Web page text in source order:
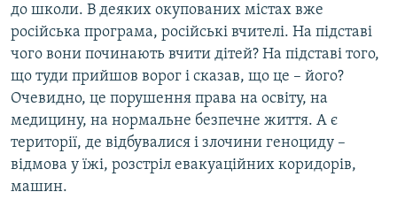
до школи. В деяких окупованих містах вже
російська програма, російські вчителі. На підставі
чого вони починають вчити дітей? На підставі того,
що туди прийшов ворог і сказав, що це – його?
Очевидно, це порушення права на освіту, на
медицину, на нормальне безпечне життя. А є
території, де відбувалися і злочини геноциду –
відмова у їжі, розстріл евакуаційних коридорів,
машин.